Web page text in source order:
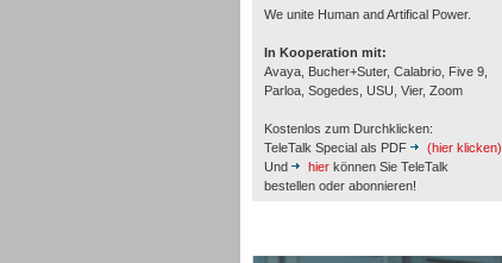
We unite Human and Artifical Power.
In Kooperation mit:
Avaya, Bucher+Suter, Calabrio, Five 9,
Parloa, Sogedes, USU, Vier, Zoom
Kostenlos zum Durchklicken:
TeleTalk Special als PDF
(hier klicken)
Und
hier können Sie TeleTalk
bestellen oder abonnieren!